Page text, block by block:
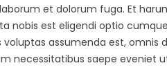
et dolorum fuga. Et
nobis est eligendi optio
assumenda est, omnis
necessitatibus saepe eveniet